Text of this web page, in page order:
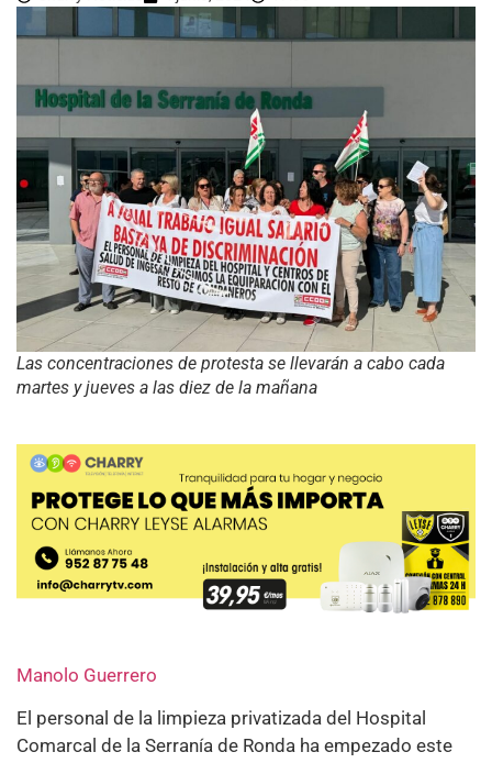
Las concentraciones de protesta se llevarán a cabo cada
martes y jueves a las diez de la mañana
Manolo Guerrero
El personal de la limpieza privatizada del Hospital
Comarcal de la Serranía de Ronda ha empezado este